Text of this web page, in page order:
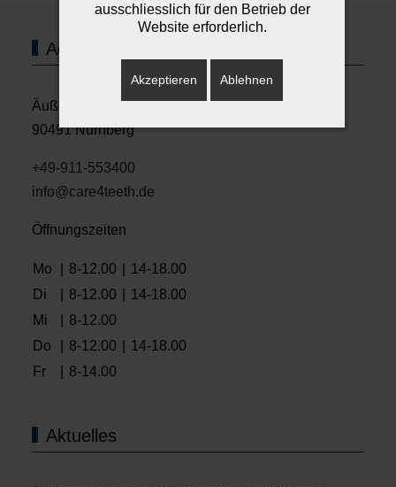
Adresse und Sprechzeiten
Äußere Sulzbacher Strasse 124
90491 Nürnberg
+49-911-553400
info@care4teeth.de
Öffnungszeiten
Mo 8-12.00
14-18.00
Di
8-12.00
14-18.00
Mi
8-12.00
Do
8-12.00
14-18.00
Fr
8-14.00
Aktuelles
ausschliesslich für den Betrieb der
Website erforderlich.
Akzeptieren Ablehnen